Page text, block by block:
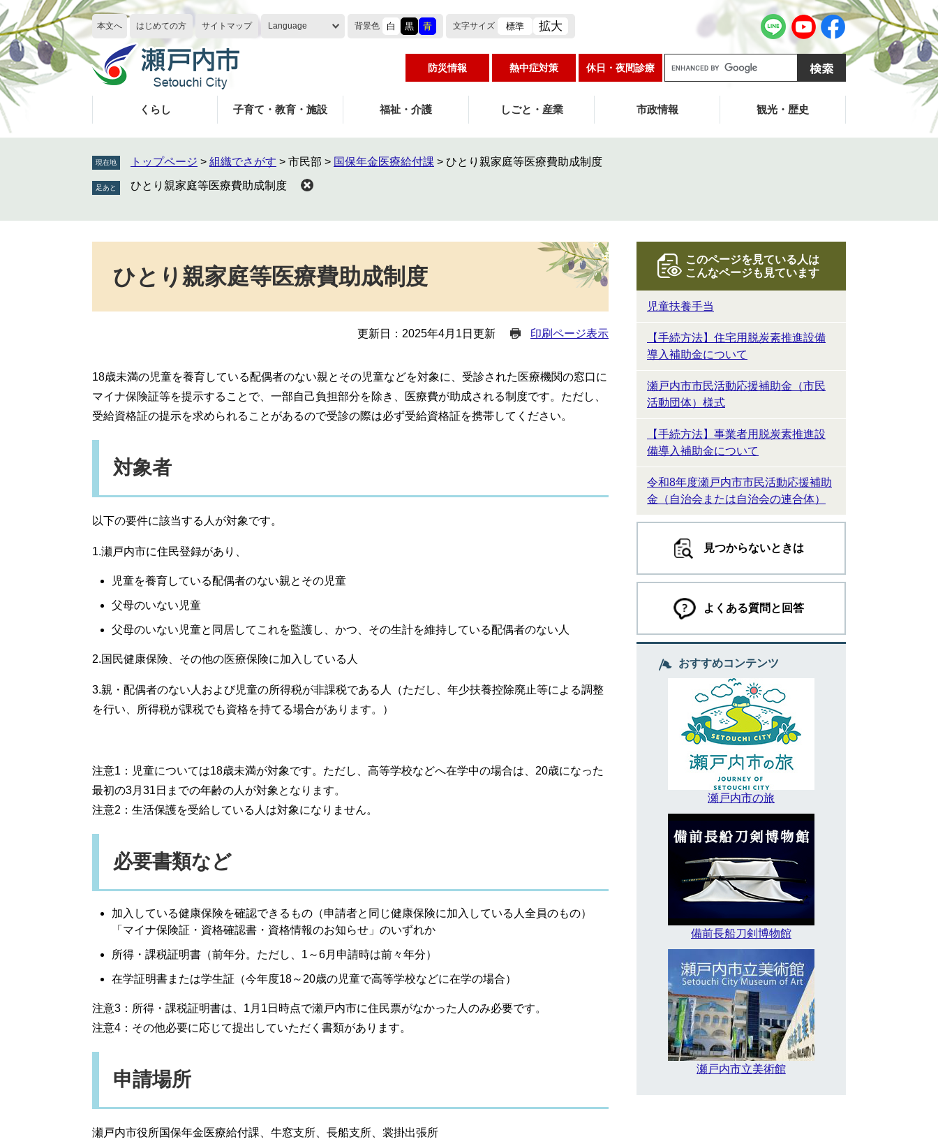
ペ
ー
ジ
の
先
頭
で
す
メ
ニ
ュ
ー
を
飛
ば
し
本文へ はじめての方 サイトマップ Language 背景色 白 黒 青 文字サイズ 標準 拡大
防災情報 熱中症対策 休日・夜間診療
g
e
くらし 子育て・教育・施設 福祉・介護 しごと・産業 市政情報 観光・歴史
現在地 トップページ > 組織でさがす > 市民部 > 国保年金医療給付課 > ひとり親家庭等医療費助成制度
ひとり親家庭等医療費助成制度
ひとり親家庭等医療費助成制度
更新日：2025年4月1日更新 印刷ページ表示
18歳未満の児童を養育している配偶者のない親とその児童などを対象に、受診された医療機関の窓口に
マイナ保険証等を提示することで、一部自己負担部分を除き、医療費が助成される制度です。ただし、
受給資格証の提示を求められることがあるので受診の際は必ず受給資格証を携帯してください。
対象者
以下の要件に該当する人が対象です。
1.瀬戸内市に住民登録があり、
児童を養育している配偶者のない親とその児童
父母のいない児童
父母のいない児童と同居してこれを監護し、かつ、その生計を維持している配偶者のない人
2.国民健康保険、その他の医療保険に加入している人
3.親・配偶者のない人および児童の所得税が非課税である人（ただし、年少扶養控除廃止等による調整
を行い、所得税が課税でも資格を持てる場合があります。）
注意1：児童については18歳未満が対象です。ただし、高等学校などへ在学中の場合は、20歳になった
最初の3月31日までの年齢の人が対象となります。
注意2：生活保護を受給している人は対象になりません。
必要書類など
加入している健康保険を確認できるもの（申請者と同じ健康保険に加入している人全員のもの）
「マイナ保険証・資格確認書・資格情報のお知らせ」のいずれか
所得・課税証明書（前年分。ただし、1～6月申請時は前々年分）
在学証明書または学生証（今年度18～20歳の児童で高等学校などに在学の場合）
注意3：所得・課税証明書は、1月1日時点で瀬戸内市に住民票がなかった人のみ必要です。
注意4：その他必要に応じて提出していただく書類があります。
申請場所
瀬戸内市役所国保年金医療給付課、牛窓支所、長船支所、裳掛出張所
このページを見ている人は
こんなページも見ています
児童扶養手当
【手続方法】住宅用脱炭素推進設備
導入補助金について
瀬戸内市市民活動応援補助金（市民
活動団体）様式
【手続方法】事業者用脱炭素推進設
備導入補助金について
令和8年度瀬戸内市市民活動応援補助
金（自治会または自治会の連合体）
見つからないときは
よくある質問と回答
おすすめコンテンツ
瀬戸内市の旅
備前長船刀剣博物館
瀬戸内市立美術館